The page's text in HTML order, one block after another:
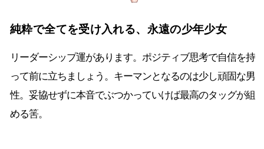
純粋で全てを受け入れる、永遠の少年少女
リーダーシップ運があります。ポジティブ思考で自信を持
って前に立ちましょう。キーマンとなるのは少し頑固な男
性。妥協せずに本音でぶつかっていけば最高のタッグが組
める筈。